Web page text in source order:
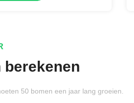
50 bomen een jaar lang groeien.